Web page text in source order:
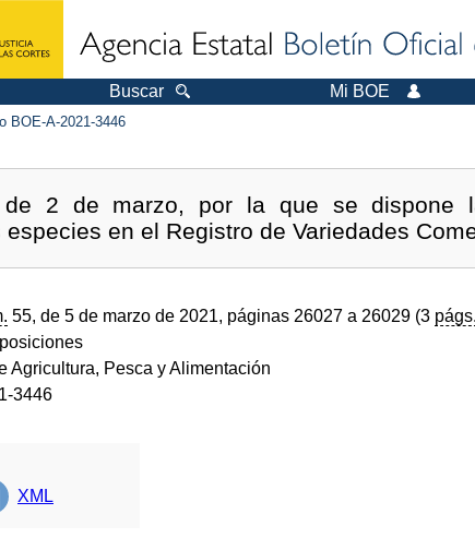
Buscar Mi BOE
BOE-A-2021-3446
de 2 de marzo, por la que se dispone
en el Registro de Variedades
55, de 5 de marzo de 2021, páginas 26027 a 26029 (3 págs.
Agricultura, Pesca y Alimentación
3446
XML